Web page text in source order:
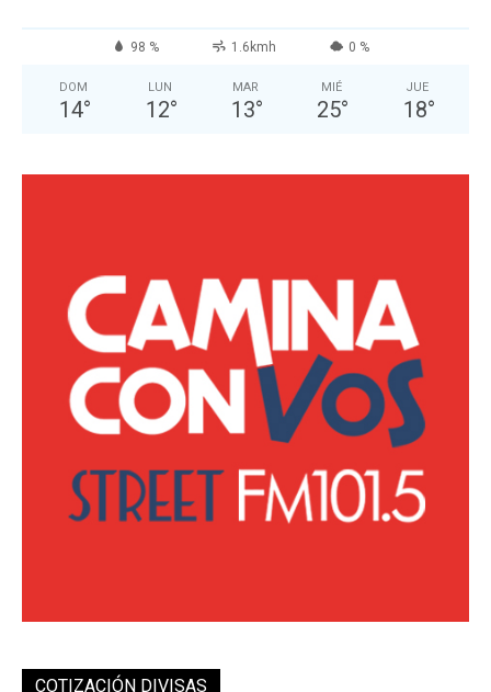
98 % 1.6kmh 0 %
DOM
14°
LUN
12°
MAR
13°
MIÉ
25°
JUE
18°
COTIZACIÓN DIVISAS